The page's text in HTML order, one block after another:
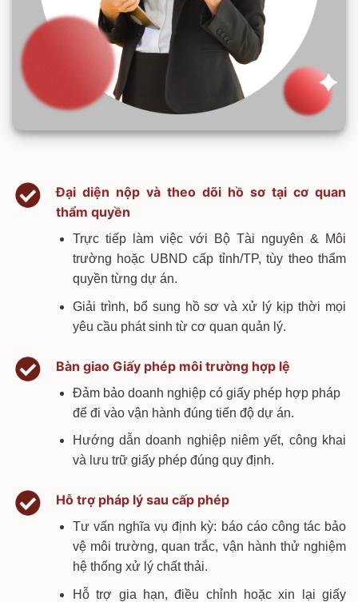
Đại diện nộp và theo dõi hồ sơ tại cơ quan
thẩm quyền
Trực tiếp làm việc với Bộ Tài nguyên & Môi
trường hoặc UBND cấp tỉnh/TP, tùy theo thẩm
quyền từng dự án.
Giải trình, bổ sung hồ sơ và xử lý kịp thời mọi
yêu cầu phát sinh từ cơ quan quản lý.
Bàn giao Giấy phép môi trường hợp lệ
Đảm bảo doanh nghiệp có giấy phép hợp pháp
để đi vào vận hành đúng tiến độ dự án.
Hướng dẫn doanh nghiệp niêm yết, công khai
và lưu trữ giấy phép đúng quy định.
Hỗ trợ pháp lý sau cấp phép
Tư vấn nghĩa vụ định kỳ: báo cáo công tác bảo
vệ môi trường, quan trắc, vận hành thử nghiệm
hệ thống xử lý chất thải.
Hỗ trợ gia hạn, điều chỉnh hoặc xin lại giấy